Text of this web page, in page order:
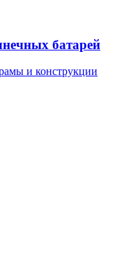
батарей
и конструкции